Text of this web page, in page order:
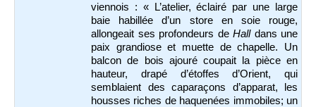
viennois : «
L’atelier, éclairé par une large
baie habillée d’un store en soie rouge,
allongeait ses profondeurs de Hall dans une
paix grandiose et muette de chapelle. Un
balcon de bois ajouré coupait la pièce en
hauteur, drapé d’étoffes d’Orient, qui
semblaient des caparaçons d’apparat, les
housses riches de haquenées immobiles; un